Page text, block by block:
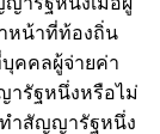
หน้าที่ท้องถิ่น
คคลผู้จ่ายค่า
ารัฐหนึ่งหรือไม่
ทำสัญญารัฐหนึ่ง